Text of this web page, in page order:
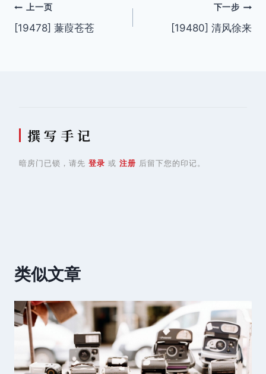
文
章
上一页
[19478] 蒹葭苍苍
下一步
[19480] 清风徐来
撰 写 手 记
暗房门已锁，请先 登录 或 注册 后留下您的印记。
类似文章